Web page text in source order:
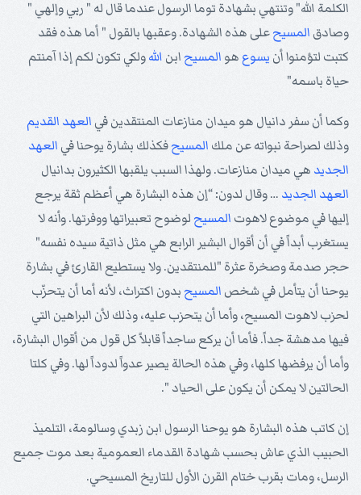
الكلمة الله" وتنتهي بشهادة توما الرسول عندما قال له " ربي وإلهي "
وصادق المسيحعلى هذه الشهادة. وعقبها بالقول " أما هذه فقد
كتبت لتؤمنوا أن يسوع هو المسيحابن اللهولكي تكون لكم إذا آمنتم
حياة باسمه"
وكما أن سفر دانيال هو ميدان منازعات المنتقدين في العهد القديم
وذلك لصراحة نبواته عن ملك المسيحفكذلك بشارة يوحنا في العهد
الجديد هي ميدان منازعات. ولهذا السبب يلقبها الكثيرون بدانيال
العهد الجديد … وقال لدون: “إن هذه البشارة هي أعظم ثقة يرجع
إليها في موضوع لاهوت المسيح لوضوح تعبيراتها ووفرتها. وأنه لا
يستغرب أبداً في أن أقوال البشير الرابع هي مثل ذاتية سيده نفسه"
حجر صدمة وصخرة عثرة "للمنتقدين. ولا يستطيع القارئ في بشارة
يوحنا أن يتأمل في شخص المسيح بدون اكتراث، لأنه أما أن يتحزّب
لحزب لاهوت المسيح، وأما أن يتحزب عليه، وذلك لأن البراهين التي
فيها مدهشة جداً. فأما أن يركع ساجداً قابلاً كل قول من أقوال البشارة،
وأما أن يرفضها كلها، وفي هذه الحالة يصير عدواً لدوداً لها. وفي كلتا
الحالتين لا يمكن أن يكون على الحياد ".
إن كاتب هذه البشارة هو يوحنا الرسول ابن زبدي وسالومة، التلميذ
الحبيب الذي عاش بحسب شهادة القدماء العمومية بعد موت جميع
الرسل، ومات بقرب ختام القرن الأول للتاريخ المسيحي.